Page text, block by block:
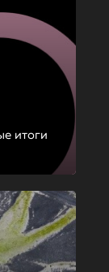
итоги